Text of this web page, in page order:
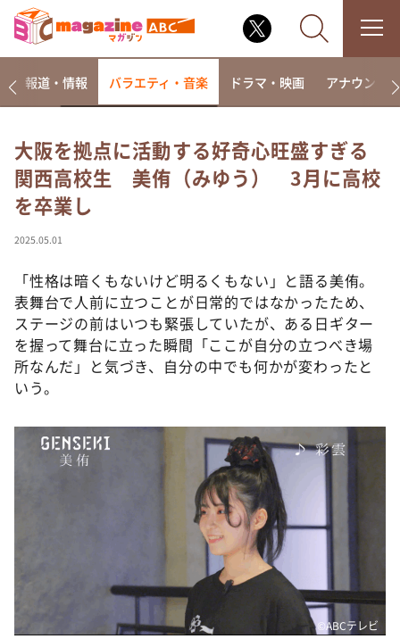
なるみ・岡村の過ぎるTV
相席食堂
これ余談なんですけど・・・
て真剣です
探偵！ナイトスクープ
news おかえり
河合＆A.B.C-Z塚田×福井アナ「なんでやねん！？」
（news おかえり）
本日はダイアンなり！シーズン２
朝だ！生です旅サラダ
教えて！ニュースライブ 正義のミカタ
新婚さんいらっしゃい！
ポツンと一軒家
ザキ山小屋本館
報道・情報 バラエティ・音楽 ドラマ・映画 アナウンサー
大阪を拠点に活動する好奇心旺盛すぎる
関西高校生 美侑（みゆう） 3月に高校
を卒業し
2025.05.01
「性格は暗くもないけど明るくもない」と語る美侑。
表舞台で人前に立つことが日常的ではなかったため、
ステージの前はいつも緊張していたが、ある日ギター
を握って舞台に立った瞬間「ここが自分の立つべき場
所なんだ」と気づき、自分の中でも何かが変わったと
いう。
©️ABCテレビ